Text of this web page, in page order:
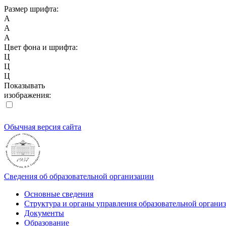
Размер шрифта:
A
A
A
Цвет фона и шрифта:
Ц
Ц
Ц
Показывать
изображения:
Обычная версия сайта
Сведения об образовательной организации
Основные сведения
Структура и органы управления образовательной
Документы
Образование